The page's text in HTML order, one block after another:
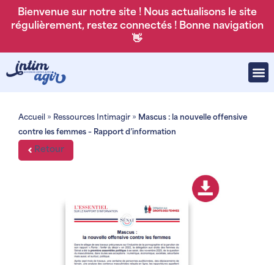
Bienvenue sur notre site ! Nous actualisons le site
régulièrement, restez connectés ! Bonne navigation
👋
Accueil » Ressources Intimagir » Mascus : la nouvelle offensive
contre les femmes – Rapport d’information
Retour